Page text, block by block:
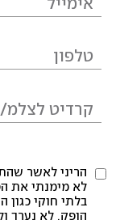
הריני לאשר
לא מימנתי את
בלתי חוקי כגון
הופק, לא נערך